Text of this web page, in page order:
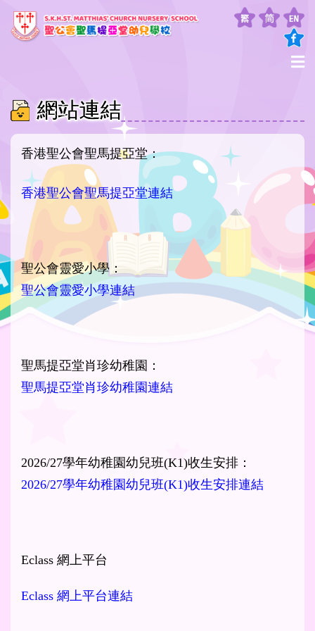
網站連結
香港聖公會聖馬提亞堂：
香港聖公會聖馬提亞堂連結
聖公會靈愛小學：
聖公會靈愛小學連結
聖馬提亞堂肖珍幼稚園：
聖馬提亞堂肖珍幼稚園連結
2026/27學年幼稚園幼兒班(K1)收生安排：
2026/27學年幼稚園幼兒班(K1)收生安排連結
Eclass 網上平台
Eclass 網上平台連結